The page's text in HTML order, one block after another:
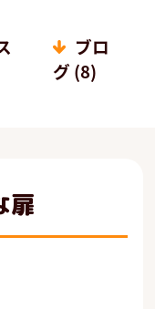
ブロ
グ (8)
扉